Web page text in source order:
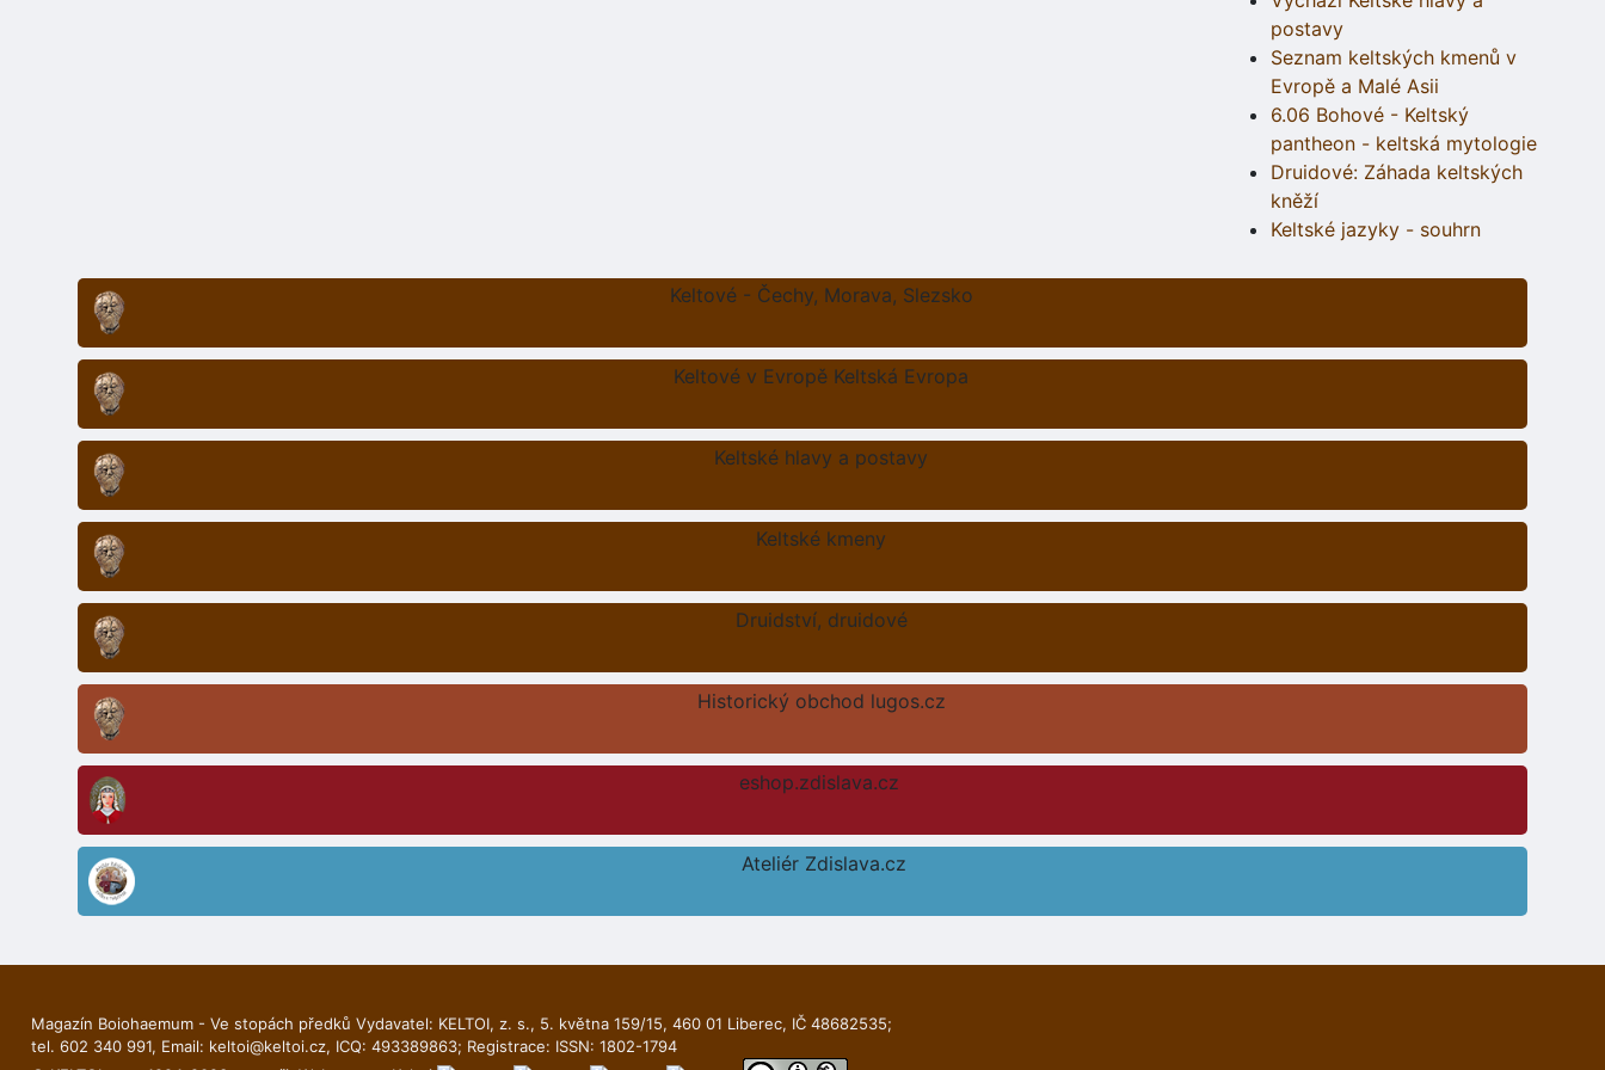
postavy
Seznam keltských kmenů v
Evropě a Malé Asii
6.06 Bohové - Keltský
pantheon - keltská mytologie
Druidové: Záhada keltských
kněží
Keltské jazyky - souhrn
Keltové - Čechy, Morava, Slezsko
Keltové v Evropě Keltská Evropa
Keltské hlavy a postavy
Keltské kmeny
Druidství, druidové
Historický obchod lugos.cz
eshop.zdislava.cz
Ateliér Zdislava.cz
Magazín Boiohaemum - Ve stopách předků Vydavatel: KELTOI, z. s., 5. května 159/15, 460 01 Liberec, IČ 48682535;
tel. 602 340 991, Email: keltoi@keltoi.cz, ICQ: 493389863; Registrace: ISSN: 1802-1794